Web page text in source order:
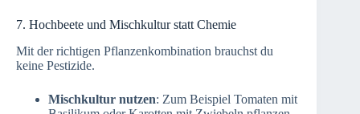
7. Hochbeete und Mischkultur statt Chemie
Mit der richtigen Pflanzenkombination brauchst du
keine Pestizide.
Mischkultur nutzen: Zum Beispiel Tomaten mit